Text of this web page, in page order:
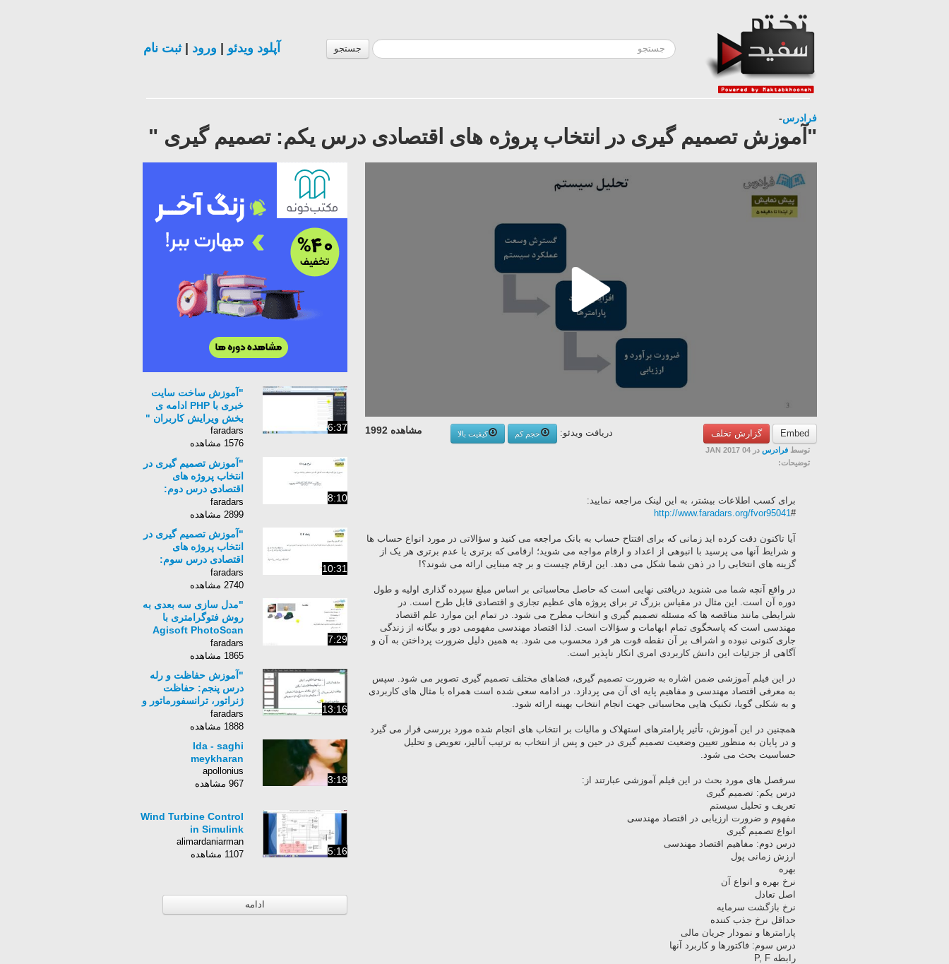
جستجو آپلود ویدئو ورود |ثبت نام
فرادرس-
"آموزش تصمیم گیری در انتخاب پروژه های اقتصادی درس یکم: تصمیم گیری "
Embed گزارش تخلف مشاهده 1992 دریافت ویدئو: حجم کم
کیفیت بالا
توسط فرادرس در 04 JAN 2017
توضیحات:
برای کسب اطلاعات بیشتر، به این لینک مراجعه نمایید:
#
http://www.faradars.org/fvor95041
آیا تاکنون دقت کرده اید زمانی که برای افتتاح حساب به بانک مراجعه می کنید و سؤالاتی در مورد انواع حساب ها
و شرایط آنها می پرسید با انبوهی از اعداد و ارقام مواجه می شوید؛ ارقامی که برتری یا عدم برتری هر یک از
گزینه های انتخابی را در ذهن شما شکل می دهد. این ارقام چیست و بر چه مبنایی ارائه می شوند؟!
در واقع آنچه شما می شنوید دریافتی نهایی است که حاصل محاسباتی بر اساس مبلغ سپرده گذاری اولیه و طول
دوره آن است. این مثال در مقیاس بزرگ تر برای پروژه های عظیم تجاری و اقتصادی قابل طرح است. در
شرایطی مانند مناقصه ها که مسئله تصمیم گیری و انتخاب مطرح می شود. در تمام این موارد علم اقتصاد
مهندسی است که پاسخگوی تمام ابهامات و سؤالات است. لذا اقتصاد مهندسی مفهومی دور و بیگانه از زندگی
جاری کنونی نبوده و اشراف بر آن نقطه قوت هر فرد محسوب می شود. به همین دلیل ضرورت پرداختن به آن و
آگاهی از جزئیات این دانش کاربردی امری انکار ناپذیر است.
در این فیلم آموزشی ضمن اشاره به ضرورت تصمیم گیری، فضاهای مختلف تصمیم گیری تصویر می شود. سپس
به معرفی اقتصاد مهندسی و مفاهیم پایه ای آن می پردازد. در ادامه سعی شده است همراه با مثال های کاربردی
و به شکلی گویا، تکنیک هایی محاسباتی جهت انجام انتخاب بهینه ارائه شود.
همچنین در این آموزش، تأثیر پارامترهای استهلاک و مالیات بر انتخاب های انجام شده مورد بررسی قرار می گیرد
و در پایان به منظور تعیین وضعیت تصمیم گیری در حین و پس از انتخاب به ترتیب آنالیز، تعویض و تحلیل
حساسیت بحث می شود.
سرفصل های مورد بحث در این فیلم آموزشی عبارتند از:
درس یکم: تصمیم گیری
تعریف و تحلیل سیستم
مفهوم و ضرورت ارزیابی در اقتصاد مهندسی
انواع تصمیم گیری
درس دوم: مفاهیم اقتصاد مهندسی
ارزش زمانی پول
بهره
نرخ بهره و انواع آن
اصل تعادل
نرخ بازگشت سرمایه
حداقل نرخ جذب کننده
پارامترها و نمودار جریان مالی
درس سوم: فاکتورها و کاربرد آنها
رابطه P, F
6:37
"آموزش ساخت سایت
خبری با PHP ادامه ی
بخش ویرایش کاربران "
faradars
1576 مشاهده
8:10
"آموزش تصمیم گیری در
انتخاب پروژه های
اقتصادی درس دوم:
مفاهیم اقتصاد مهندسی "
faradars
2899 مشاهده
10:31
"آموزش تصمیم گیری در
انتخاب پروژه های
اقتصادی درس سوم:
فاکتورها و کاربرد آنها "
faradars
2740 مشاهده
7:29
"مدل سازی سه بعدی به
روش فتوگرامتری با
Agisoft PhotoScan
درس یکم: مقدمه
فتوگرامتری و شروع روند
کار "
faradars
1865 مشاهده
13:16
"آموزش حفاظت و رله
درس پنجم: حفاظت
ژنراتور، ترانسفورماتور و
باس بار (الف)"
faradars
1888 مشاهده
3:18
Ida - saghi
meykharan
apollonius
967 مشاهده
5:16
Wind Turbine Control
in Simulink
alimardaniarman
1107 مشاهده
ادامه